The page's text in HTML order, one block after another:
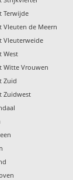
Terwijde
Vleuten de Meern
Vleuterweide
West
Witte Vrouwen
Zuid
Zuidwest